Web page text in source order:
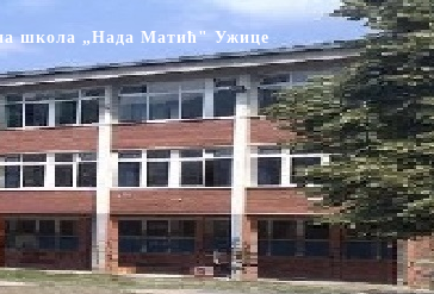
школа „Нада Матић" Ужице